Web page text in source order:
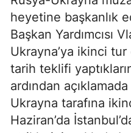
heyetine başkanlık
Başkan Yardımcısı
Ukrayna’ya ikinci
tarih teklifi
ardından
Ukrayna tarafına
Haziran’da